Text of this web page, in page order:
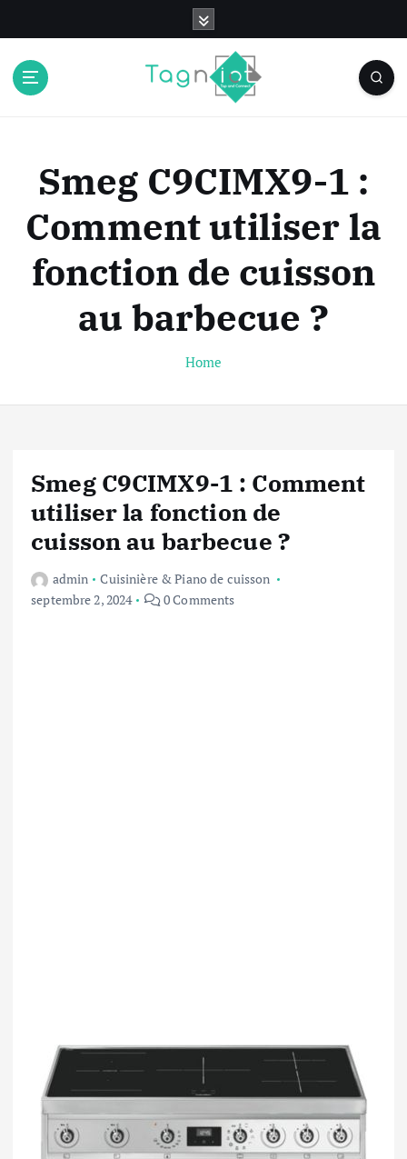
Smeg C9CIMX9-1 :
Comment utiliser la
fonction de cuisson
au barbecue ?
Home
Smeg C9CIMX9-1 : Comment
utiliser la fonction de
cuisson au barbecue ?
admin
Cuisinière & Piano de cuisson
septembre 2, 2024
0 Comments